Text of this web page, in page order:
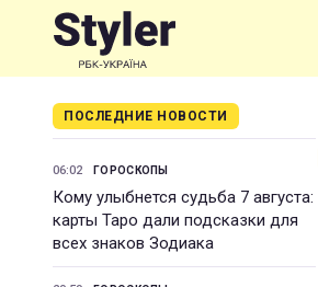
ПОСЛЕДНИЕ НОВОСТИ
06:02 ГОРОСКОПЫ
Кому улыбнется судьба 7 августа:
карты Таро дали подсказки для
всех знаков Зодиака